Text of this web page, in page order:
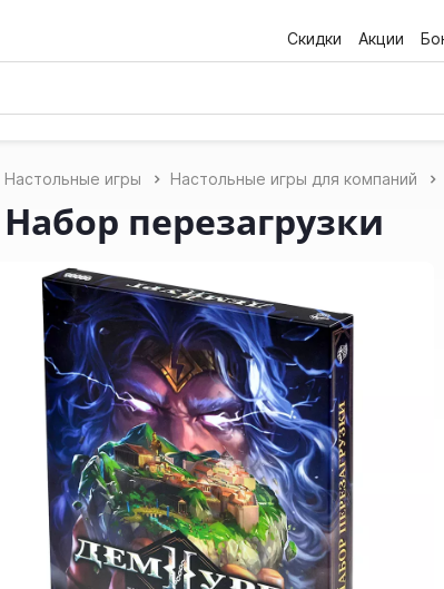
Скидки Акции
Настольные игры Настольные игры для компаний
перезагрузки